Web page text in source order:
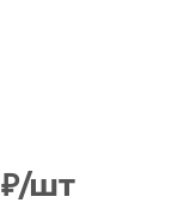
₽/шт